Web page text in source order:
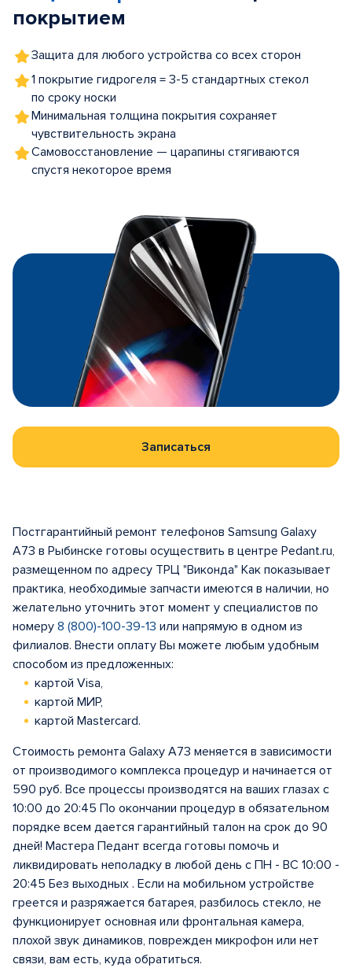
покрытием
Защита для любого устройства со всех сторон
1 покрытие гидрогеля = 3-5 стандартных стекол
по сроку носки
Минимальная толщина покрытия сохраняет
чувствительность экрана
Самовосстановление — царапины стягиваются
спустя некоторое время
Записаться
Постгарантийный ремонт телефонов Samsung Galaxy
A73 в Рыбинске готовы осуществить в центре Pedant.ru,
размещенном по адресу ТРЦ "Виконда" Как показывает
практика, необходимые запчасти имеются в наличии, но
желательно уточнить этот момент у специалистов по
номеру 8 (800)-100-39-13 или напрямую в одном из
филиалов. Внести оплату Вы можете любым удобным
способом из предложенных:
картой Visa,
картой МИР,
картой Mastercard.
Стоимость ремонта Galaxy A73 меняется в зависимости
от производимого комплекса процедур и начинается от
590 руб. Все процессы производятся на ваших глазах с
10:00 до 20:45 По окончании процедур в обязательном
порядке всем дается гарантийный талон на срок до 90
дней! Мастера Педант всегда готовы помочь и
ликвидировать неполадку в любой день с ПН - ВС 10:00 -
20:45 Без выходных . Если на мобильном устройстве
греется и разряжается батарея, разбилось стекло, не
функционирует основная или фронтальная камера,
плохой звук динамиков, поврежден микрофон или нет
связи, вам есть, куда обратиться.